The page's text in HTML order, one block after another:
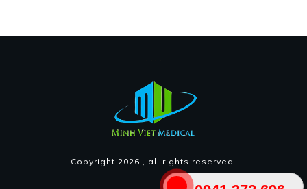
Copyright 2026 , all rights reserved.